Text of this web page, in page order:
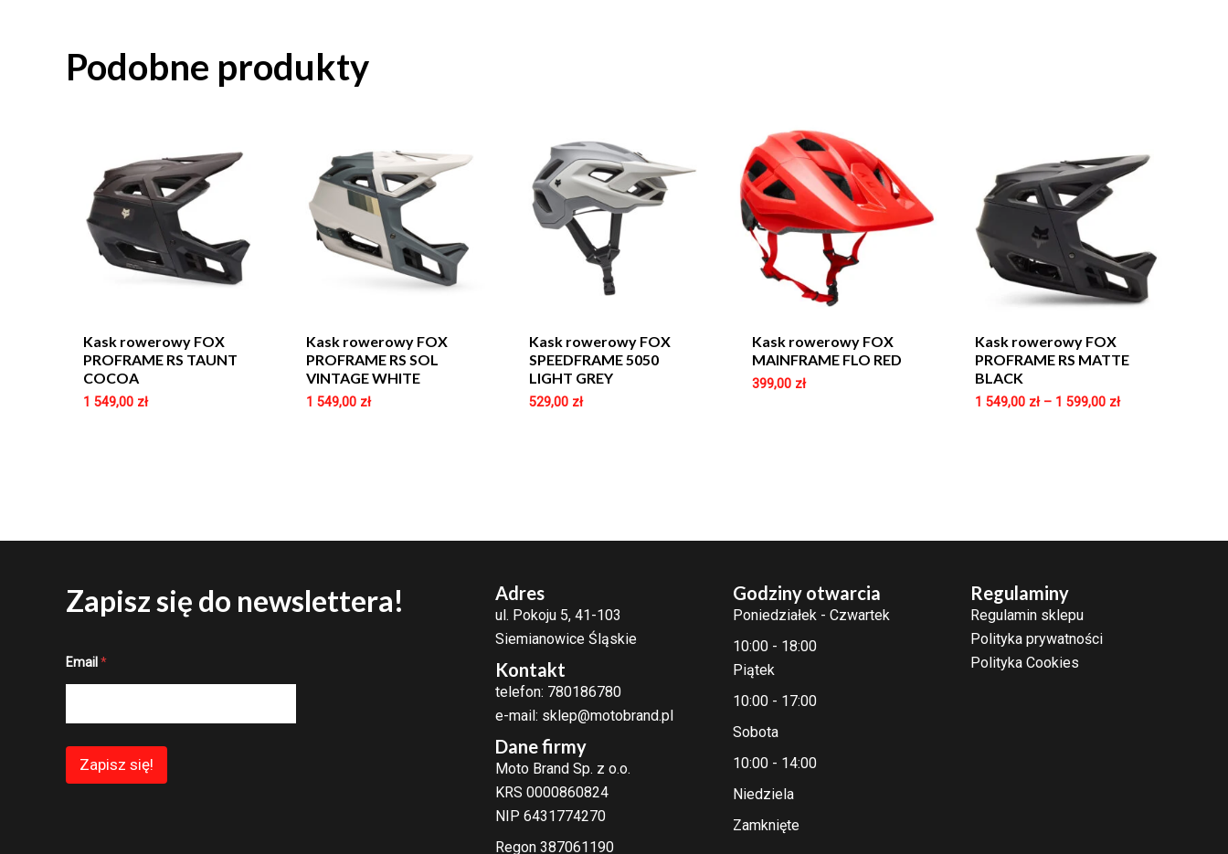
Podobne produkty
Kask rowerowy FOX
PROFRAME RS TAUNT
COCOA
1 549,00 zł
Kask rowerowy FOX
PROFRAME RS SOL
VINTAGE WHITE
1 549,00 zł
Kask rowerowy FOX
SPEEDFRAME 5050
LIGHT GREY
529,00 zł
Kask rowerowy FOX
MAINFRAME FLO RED
399,00 zł
Kask rowerowy FOX
PROFRAME RS MATTE
BLACK
1 549,00 zł– 1 599,00 zł
Zapisz się do newslettera!
m
E
l
Email *
Zapisz się!
Adres
ul. Pokoju 5, 41-103
Siemianowice Śląskie
Kontakt
telefon: 780186780
e-mail: sklep@motobrand.pl
Dane firmy
Moto Brand Sp. z o.o.
KRS 0000860824
NIP 6431774270
Regon 387061190
Godziny otwarcia
Poniedziałek - Czwartek
10:00 - 18:00
Piątek
10:00 - 17:00
Sobota
10:00 - 14:00
Niedziela
Zamknięte
Regulaminy
Regulamin sklepu
Polityka prywatności
Polityka Cookies